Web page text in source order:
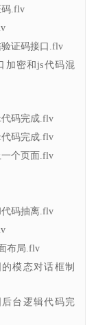
码.flv
验证码接口.flv
加密和js代码混
代码完成.flv
代码完成.flv
一个页面.flv
代码抽离.flv
布局.flv
模态对话框制
后台逻辑代码完